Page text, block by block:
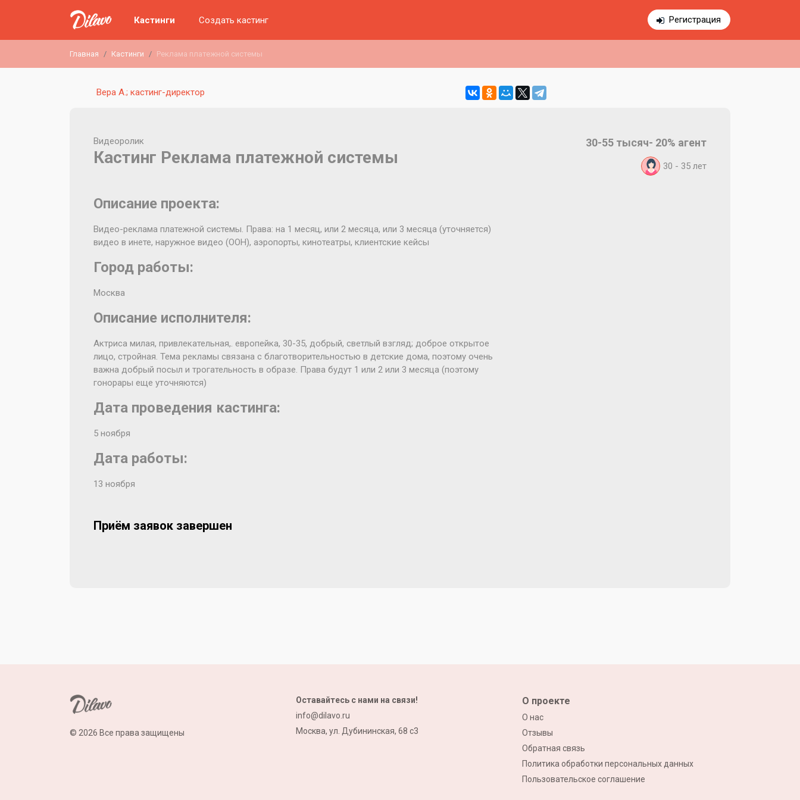
Регистрация
Кастинги Создать кастинг
Главная Кастинги Реклама платежной системы
Вера А.; кастинг-директор
Видеоролик
Кастинг Реклама платежной системы
30-55 тысяч- 20% агент
30 - 35лет
Описание проекта:
Видео-реклама платежной системы. Права: на 1 месяц, или 2 месяца, или 3 месяца (уточняется)
видео в инете, наружное видео (OOH), аэропорты, кинотеатры, клиентские кейсы
Город работы:
Москва
Описание исполнителя:
Актриса милая, привлекательная,. европейка, 30-35, добрый, светлый взгляд; доброе открытое
лицо, стройная. Тема рекламы связана с благотворительностью в детские дома, поэтому очень
важна добрый посыл и трогательность в образе. Права будут 1 или 2 или 3 месяца (поэтому
гонорары еще уточняются)
Дата проведения кастинга:
5 ноября
Дата работы:
13 ноября
Приём заявок завершен
© 2026 Все права защищены
О проекте
О нас
Отзывы
Обратная связь
Политика обработки персональных данных
Пользовательское соглашение
Оставайтесь с нами на связи!
info@dilavo.ru
Москва, ул. Дубининская, 68 с3